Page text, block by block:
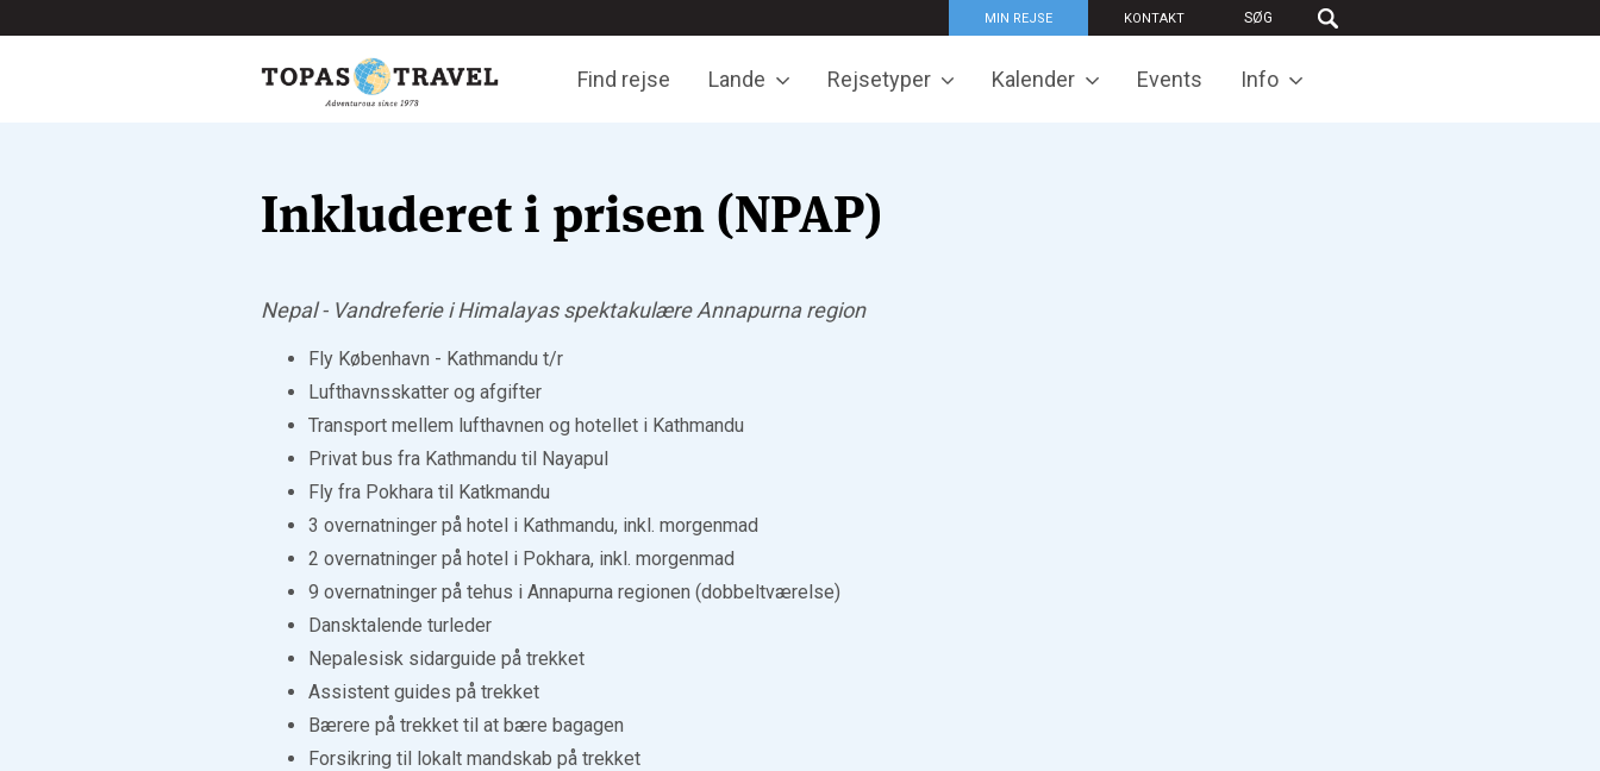
MIN REJSE KONTAKT
Find rejse Lande Rejsetyper Kalender Events Info
Inkluderet i prisen (NPAP)
Nepal - Vandreferie i Himalayas spektakulære Annapurna region
Fly København - Kathmandu t/r
Lufthavnsskatter og afgifter
Transport mellem lufthavnen og hotellet i Kathmandu
Privat bus fra Kathmandu til Nayapul
Fly fra Pokhara til Katkmandu
3 overnatninger på hotel i Kathmandu, inkl. morgenmad
2 overnatninger på hotel i Pokhara, inkl. morgenmad
9 overnatninger på tehus i Annapurna regionen (dobbeltværelse)
Dansktalende turleder
Nepalesisk sidarguide på trekket
Assistent guides på trekket
Bærere på trekket til at bære bagagen
Forsikring til lokalt mandskab på trekket